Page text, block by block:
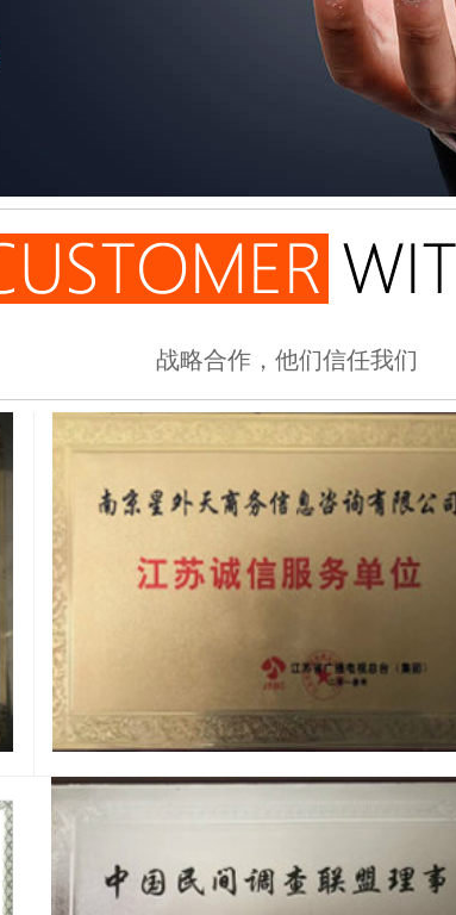
战略合作，他们信任我们